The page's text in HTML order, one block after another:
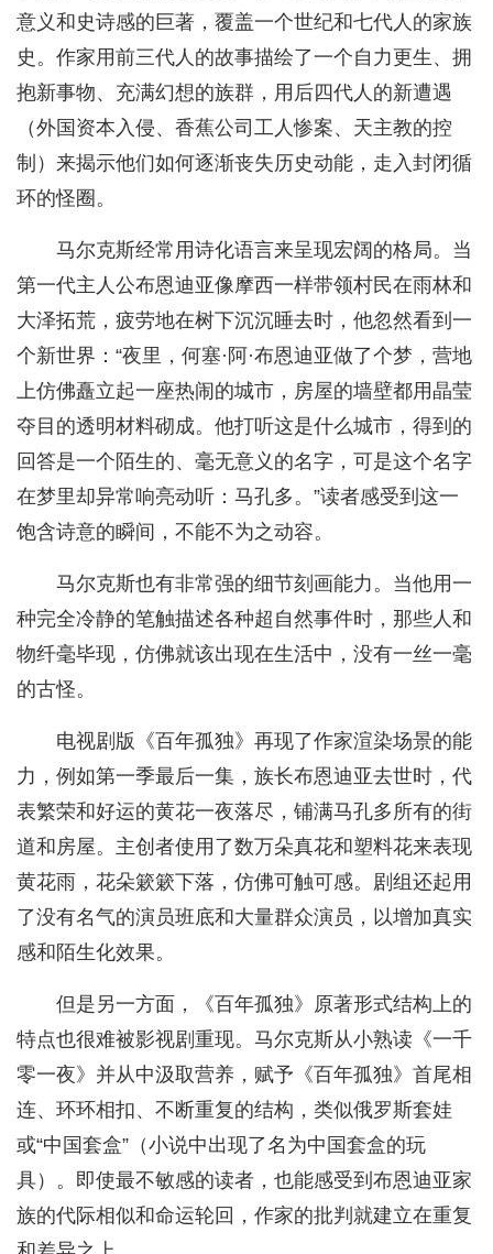
意义和史诗感的巨著，覆盖一个世纪和七代人的家族
史。作家用前三代人的故事描绘了一个自力更生、拥
抱新事物、充满幻想的族群，用后四代人的新遭遇
（外国资本入侵、香蕉公司工人惨案、天主教的控
制）来揭示他们如何逐渐丧失历史动能，走入封闭循
环的怪圈。
马尔克斯经常用诗化语言来呈现宏阔的格局。当
第一代主人公布恩迪亚像摩西一样带领村民在雨林和
大泽拓荒，疲劳地在树下沉沉睡去时，他忽然看到一
个新世界：“夜里，何塞·阿·布恩迪亚做了个梦，营地
上仿佛矗立起一座热闹的城市，房屋的墙壁都用晶莹
夺目的透明材料砌成。他打听这是什么城市，得到的
回答是一个陌生的、毫无意义的名字，可是这个名字
在梦里却异常响亮动听：马孔多。”读者感受到这一
饱含诗意的瞬间，不能不为之动容。
马尔克斯也有非常强的细节刻画能力。当他用一
种完全冷静的笔触描述各种超自然事件时，那些人和
物纤毫毕现，仿佛就该出现在生活中，没有一丝一毫
的古怪。
电视剧版《百年孤独》再现了作家渲染场景的能
力，例如第一季最后一集，族长布恩迪亚去世时，代
表繁荣和好运的黄花一夜落尽，铺满马孔多所有的街
道和房屋。主创者使用了数万朵真花和塑料花来表现
黄花雨，花朵簌簌下落，仿佛可触可感。剧组还起用
了没有名气的演员班底和大量群众演员，以增加真实
感和陌生化效果。
但是另一方面，《百年孤独》原著形式结构上的
特点也很难被影视剧重现。马尔克斯从小熟读《一千
零一夜》并从中汲取营养，赋予《百年孤独》首尾相
连、环环相扣、不断重复的结构，类似俄罗斯套娃
或“中国套盒”（小说中出现了名为中国套盒的玩
具）。即使最不敏感的读者，也能感受到布恩迪亚家
族的代际相似和命运轮回，作家的批判就建立在重复